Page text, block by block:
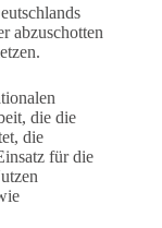
abzuschotten
die die
die
für die